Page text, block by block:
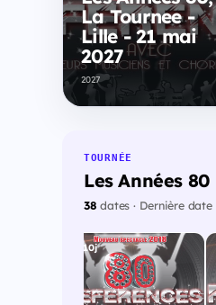
La Tournee -
Lille - 21 mai
2027
2027
TOURNÉE
Les Années 80
38dates · Dernière date
210j